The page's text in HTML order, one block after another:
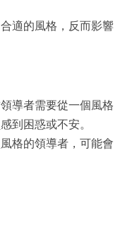
適的風格，反而影響
導者需要從一個風格
到困惑或不安。
格的領導者，可能會